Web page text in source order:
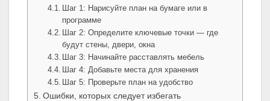
Шаг 1: Нарисуйте план на бумаге или в
программе
Шаг 2: Определите ключевые точки — где
будут стены, двери, окна
Шаг 3: Начинайте расставлять мебель
Шаг 4: Добавьте места для хранения
Шаг 5: Проверьте план на удобство
Ошибки, которых следует избегать